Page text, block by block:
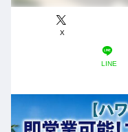
X
LINE